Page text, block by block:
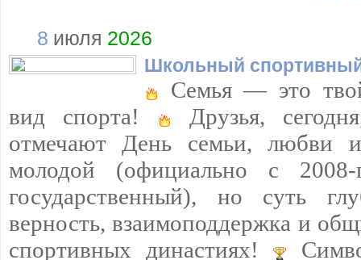
8 июля 2026
Школьный
Семья — это
вид спорта!
Друзья,
отмечают День семьи, любви
молодой (официально с
государственный), но суть
верность, взаимоподдержка и
спортивных династиях!